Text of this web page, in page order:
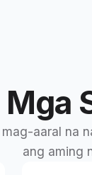
Mga
aaral na
ang aming